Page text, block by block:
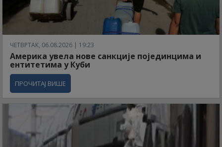
ЧЕТВРТАК, 06.08.2026 | 19:23
Америка увела нове санкције појединцима и
ентитетима у Куби
ПРОЧИТАЈ ВИШЕ